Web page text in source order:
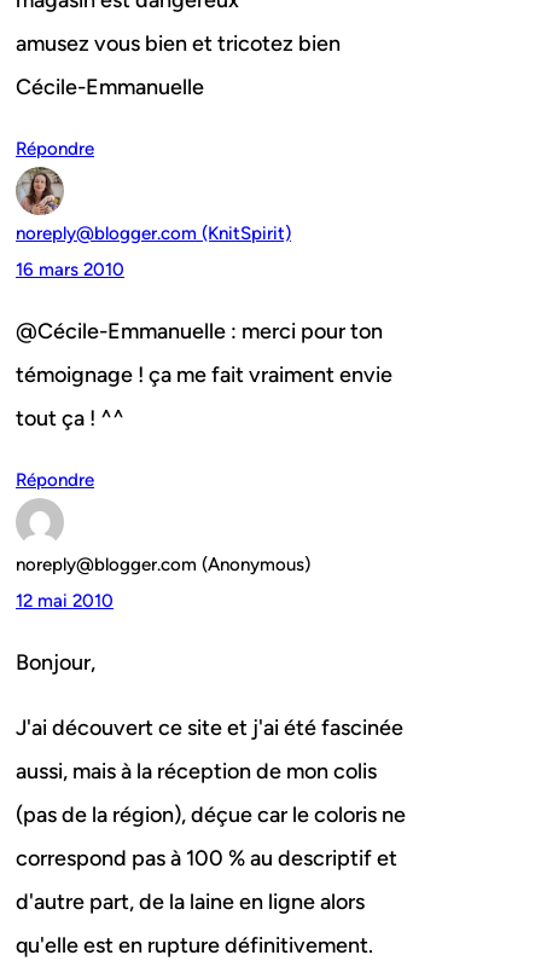
amusez vous bien et tricotez bien
Cécile-Emmanuelle
Répondre
noreply@blogger.com (KnitSpirit)
16 mars 2010
@Cécile-Emmanuelle : merci pour ton
témoignage ! ça me fait vraiment envie
tout ça ! ^^
Répondre
noreply@blogger.com (Anonymous)
12 mai 2010
Bonjour,
J'ai découvert ce site et j'ai été fascinée
aussi, mais à la réception de mon colis
(pas de la région), déçue car le coloris ne
correspond pas à 100 % au descriptif et
d'autre part, de la laine en ligne alors
qu'elle est en rupture définitivement.